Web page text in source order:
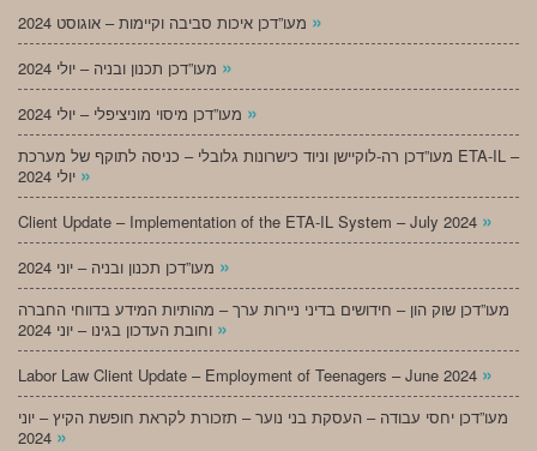
»
»
»
מעו”דכן רה-לוקיישן וניוד כישרונות גלובלי – כניסה לתוקף של מערכת ETA-IL –
»
Client Update – Implementation of the ETA-IL System – July 2024 »
»
מעו”דכן שוק הון – חידושים בדיני ניירות ערך – מהותיות המידע בדווחי החברה
»
Labor Law Client Update – Employment of Teenagers – June 2024 »
מעו”דכן יחסי עבודה – העסקת בני נוער – תזכורת לקראת חופשת הקיץ – יוני
»